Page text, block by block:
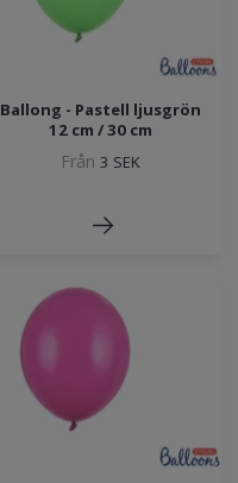
Ballong - Pastell ljusgrön
12 cm / 30 cm
Från 3 SEK